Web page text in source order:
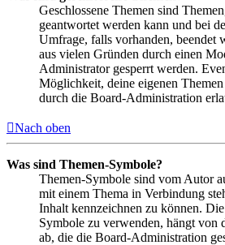
Geschlossene Themen sind
geantwortet werden kann und bei
Umfrage, falls vorhanden, beendet
aus vielen Gründen durch einen
Administrator gesperrt werden.
Möglichkeit, deine eigenen
durch die Board-Administration
Nach oben
Was sind Themen-Symbole?
Themen-Symbole sind vom Autor
mit einem Thema in Verbindung
Inhalt kennzeichnen zu können.
Symbole zu verwenden, hängt von
ab, die die Board-Administration